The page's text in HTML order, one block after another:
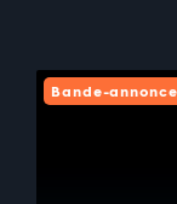
Bande-annonce